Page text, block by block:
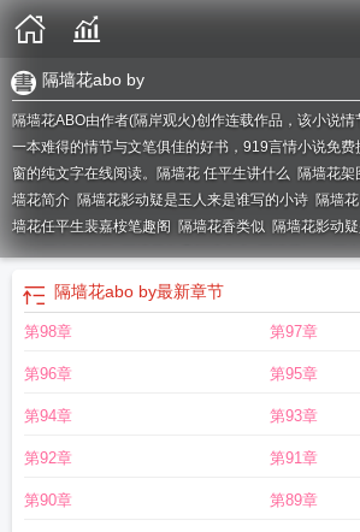
隔墙花abo by
隔墙花ABO由作者(隔岸观火)创作连载作品，该小说
一本难得的情节与文笔俱佳的好书，919言情小说免
窗的纯文字在线阅读。 隔墙花 任平生讲什么 隔墙花架
墙花简介 隔墙花影动疑是玉人来是谁写的小诗 隔墙
墙花任平生裴嘉桉笔趣阁 隔墙花香类似 隔墙花影动
by任平生笔趣阁隔墙花免费阅读全文隔墙花by任平
隔墙花开曳别枝 不分南北(兄弟1v2)
读 隔墙花abo全文阅读
阁)隔墙花 abo 隔墙花任平生类似文推荐隔墙花po
花by任平生
隔墙花ABO隔
墙花隔墙花任正生讲了什么 隔墙花abo隔岸观火
影孽缘隔墙花
隔墙花半隐犹见动花枝什么意思隔墙
安隔墙花by任平生TXT百度 隔墙花任平生txt隔墙花
隔墙花abo by最新章节
第98章 第97章
第96章 第95章
第94章 第93章
第92章 第91章
第90章 第89章